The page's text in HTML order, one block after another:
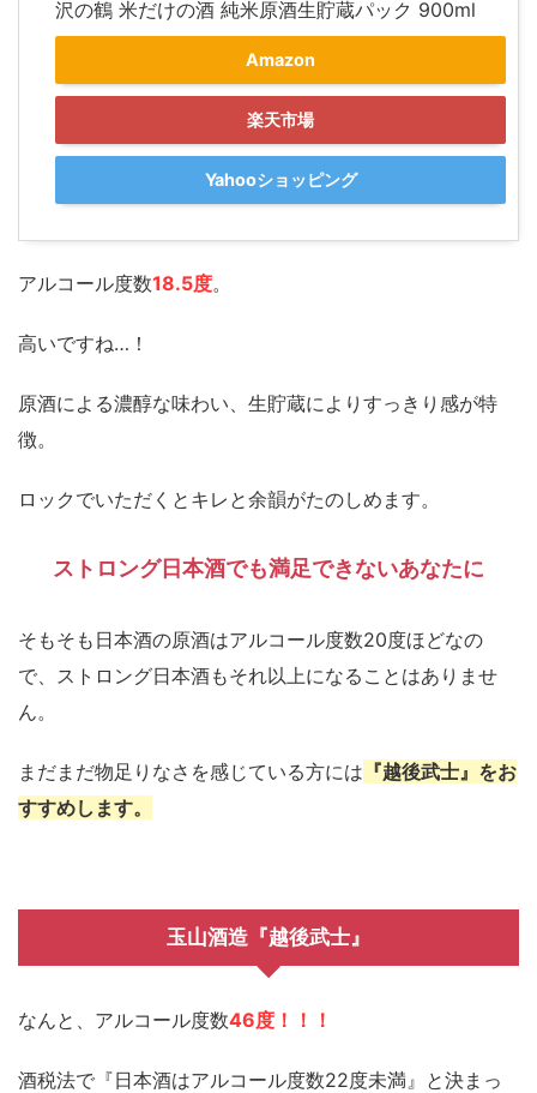
沢の鶴 米だけの酒 純米原酒生貯蔵パック 900ml
Amazon
楽天市場
Yahooショッピング
アルコール度数18.5度。
高いですね…！
原酒による濃醇な味わい、生貯蔵によりすっきり感が特
徴。
ロックでいただくとキレと余韻がたのしめます。
ストロング日本酒でも満足できないあなたに
そもそも日本酒の原酒はアルコール度数20度ほどなの
で、ストロング日本酒もそれ以上になることはありませ
ん。
まだまだ物足りなさを感じている方には 『越後武士』をお
すすめします。
玉山酒造『越後武士』
なんと、アルコール度数46度！！！
酒税法で『日本酒はアルコール度数22度未満』と決まっ